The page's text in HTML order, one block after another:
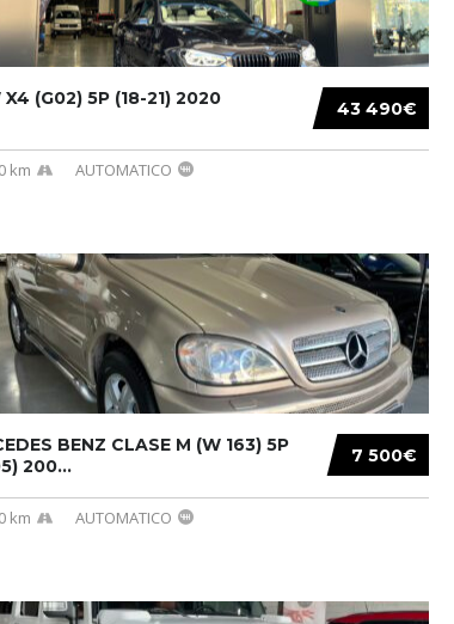
43 490€
X4 (G02) 5P (18-21) 2020
km AUTOMATICO
7 500€
BENZ CLASE M (W 163) 5P
200...
km AUTOMATICO